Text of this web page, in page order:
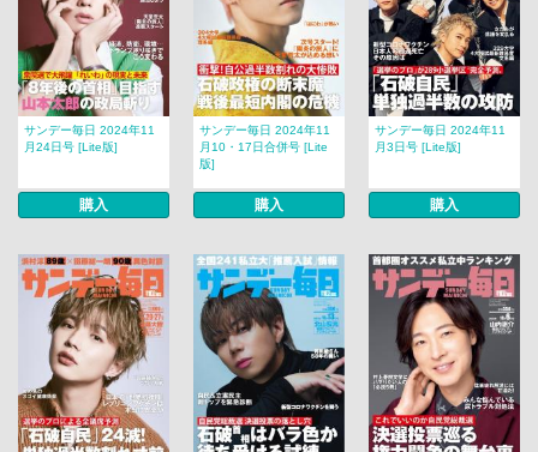
サンデー毎日 2024年11
月24日号 [Lite版]
購入
サンデー毎日 2024年11
月10・17日合併号 [Lite
版]
購入
サンデー毎日 2024年11
月3日号 [Lite版]
購入